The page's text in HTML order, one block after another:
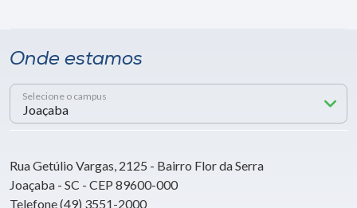
Onde estamos
Selecione o campus
Rua Getúlio Vargas, 2125 - Bairro Flor da Serra
Joaçaba - SC - CEP 89600-000
Telefone (49) 3551-2000